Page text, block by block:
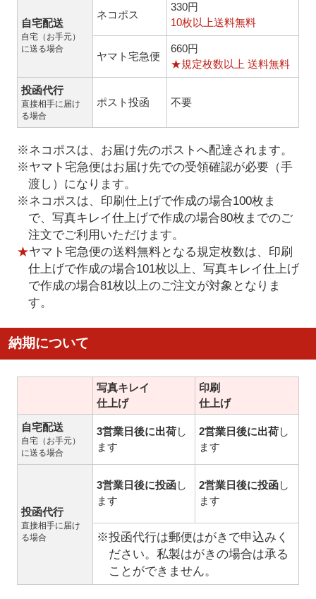
自宅配送
自宅（お手元）
に送る場合
ネコポス
330円
10枚以上送料無料
ヤマト宅急便
660円
★規定枚数以上 送料無料
投函代行
直接相手に届け
る場合
ポスト投函 不要
※ネコポスは、お届け先のポストへ配達されます。
※ヤマト宅急便はお届け先での受領確認が必要（手
渡し）になります。
※ネコポスは、印刷仕上げで作成の場合100枚ま
で、写真キレイ仕上げで作成の場合80枚までのご
注文でご利用いただけます。
★ヤマト宅急便の送料無料となる規定枚数は、印刷
仕上げで作成の場合101枚以上、写真キレイ仕上げ
で作成の場合81枚以上のご注文が対象となりま
す。
納期について
写真キレイ
仕上げ
印刷
仕上げ
自宅配送
自宅（お手元）
に送る場合
3営業日後に出荷し
ます
2営業日後に出荷し
ます
投函代行
直接相手に届け
る場合
3営業日後に投函し
ます
2営業日後に投函し
ます
※投函代行は郵便はがきで申込みく
ださい。私製はがきの場合は承る
ことができません。